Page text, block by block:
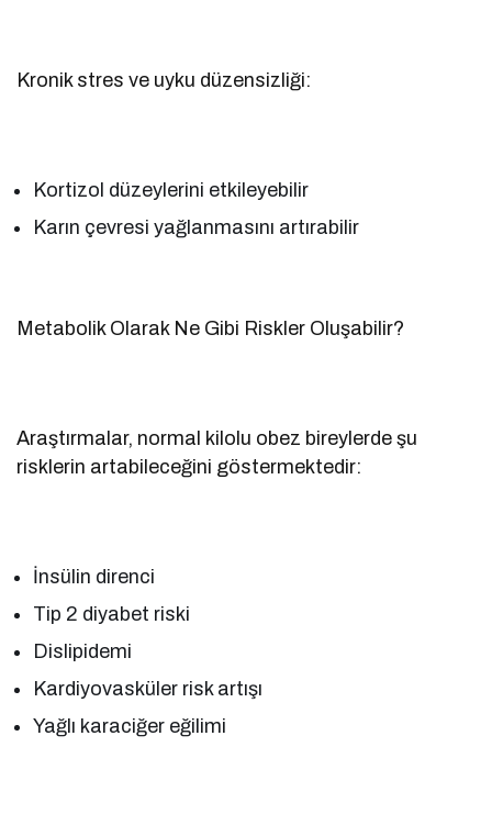
Kronik stres ve uyku düzensizliği:
Kortizol düzeylerini etkileyebilir
Karın çevresi yağlanmasını artırabilir
Metabolik Olarak Ne Gibi Riskler Oluşabilir?
Araştırmalar, normal kilolu obez bireylerde şu
risklerin artabileceğini göstermektedir:
İnsülin direnci
Tip 2 diyabet riski
Dislipidemi
Kardiyovasküler risk artışı
Yağlı karaciğer eğilimi